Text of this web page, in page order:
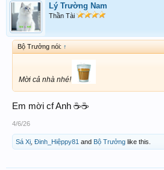
Lý Trường Nam
Thần Tài
Bộ Trưởng nói: ↑
Mời cả nhà nhé!
Em mời cf Anh ☕️☕️
4/6/26
Sá Xị Đinh_Hiệppy81 and Bộ Trưởng like this.